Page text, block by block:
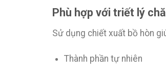
Phù hợp với triết lý
Sử dụng chiết xuất bồ hòn
Thành phần tự nhiên